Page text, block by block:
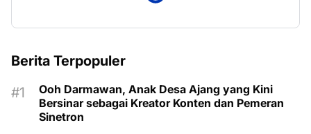
Berita Terpopuler
Ooh Darmawan, Anak Desa Ajang yang Kini
Bersinar sebagai Kreator Konten dan Pemeran
Sinetron